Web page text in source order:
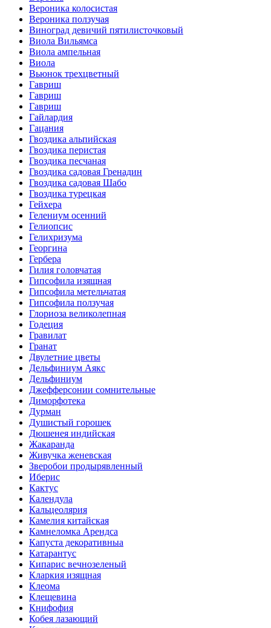
Вероника колосистая
Вероника ползучая
Виноград девичий пятилисточковый
Виола Вильямса
Виола ампельная
Виола
Вьюнок трехцветный
Гавриш
Гавриш
Гавриш
Гайлардия
Гацания
Гвоздика альпийская
Гвоздика перистая
Гвоздика песчаная
Гвоздика садовая Гренадин
Гвоздика садовая Шабо
Гвоздика турецкая
Гейхера
Гелениум осенний
Гелиопсис
Гелихризума
Георгина
Гербера
Гилия головчатая
Гипсофила изящная
Гипсофила метельчатая
Гипсофила ползучая
Глориоза великолепная
Годеция
Гравилат
Гранат
Двулетние цветы
Дельфиниум Аякс
Дельфиниум
Джефферсонии сомнительные
Диморфотека
Дурман
Душистый горошек
Дюшенея индийская
Жакаранда
Живучка женевская
Зверобои продырявленный
Иберис
Кактус
Календула
Кальцеолярия
Камелия китайская
Камнеломка Арендса
Капуста декоративныа
Катарантус
Кипарис вечнозеленый
Кларкия изящная
Клеома
Клещевина
Книфофия
Кобея лазающий